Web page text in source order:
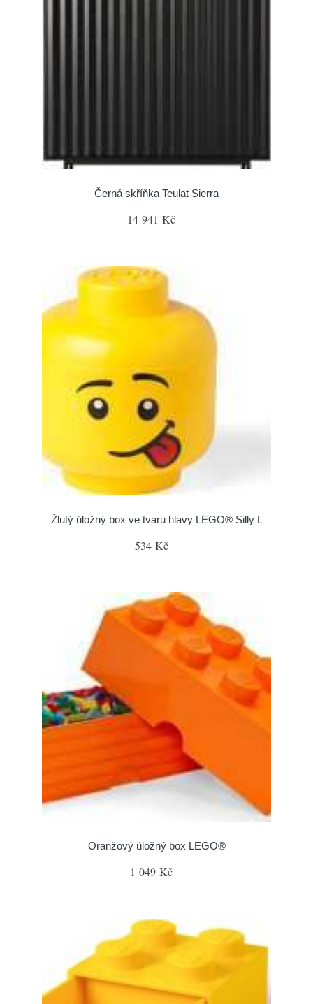
Černá skříňka Teulat Sierra
14 941 Kč
Žlutý úložný box ve tvaru hlavy LEGO® Silly L
534 Kč
Oranžový úložný box LEGO®
1 049 Kč